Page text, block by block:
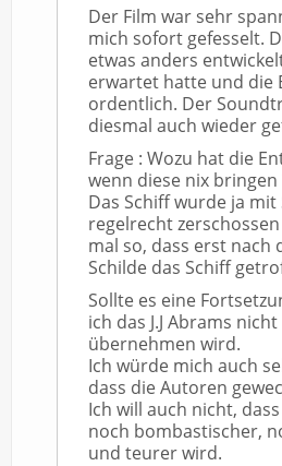
Der Film war sehr
mich sofort gefesselt.
etwas anders
erwartet hatte und die
ordentlich. Der
diesmal auch wieder
Frage : Wozu hat die
wenn diese nix bringen
Das Schiff wurde ja mit
regelrecht
mal so, dass erst nach
Schilde das Schiff
Sollte es eine
ich das J.J Abrams
übernehmen wird.
Ich würde mich auch
dass die Autoren
Ich will auch nicht,
noch bombastischer,
und teurer wird.